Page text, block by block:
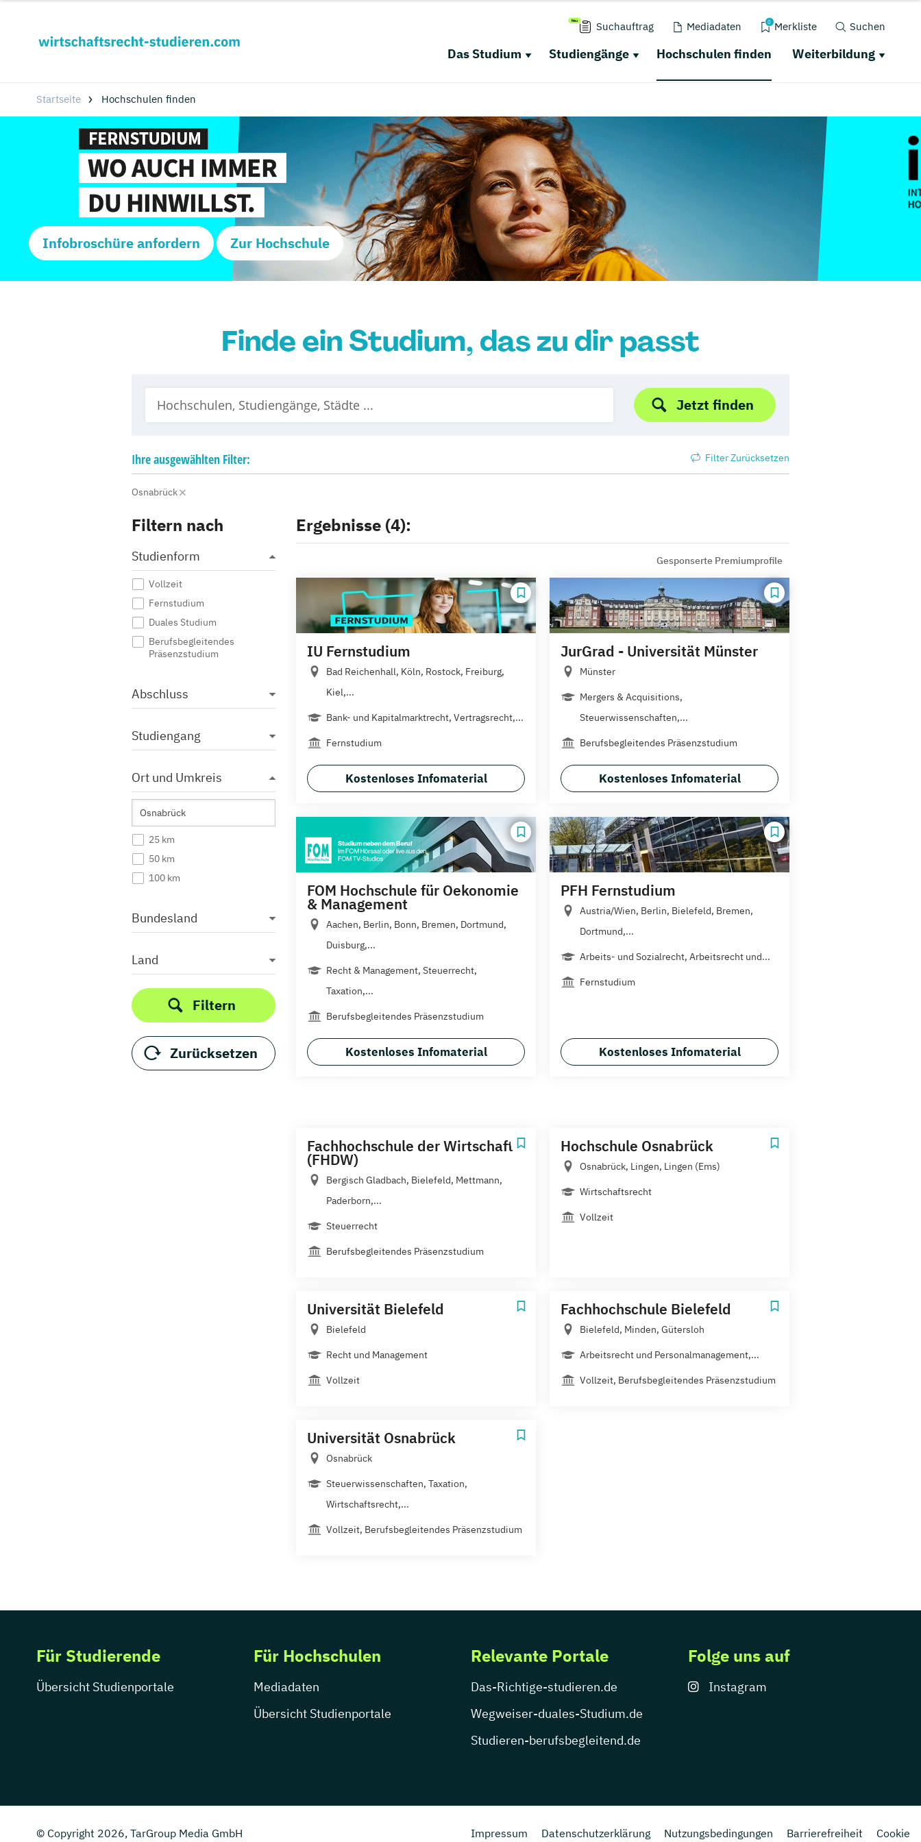
Suchauftrag Mediadaten 0 Merkliste Suchen
Das Studium Studiengänge Hochschulen finden Weiterbildung
Startseite Hochschulen finden
Infobroschüre anfordern Zur Hochschule
Finde ein Studium, das zu dir passt
Jetzt finden
Ihreausgewählten Filter: Filter Zurücksetzen
Osnabrück
Filtern nach
Studienform
Vollzeit
Fernstudium
Duales Studium
Berufsbegleitendes
Präsenzstudium
Abschluss
Studiengang
Ort und Umkreis
25 km
50 km
100 km
Bundesland
Land
Filtern
Zurücksetzen
Ergebnisse (4):
Gesponserte Premiumprofile
IU Fernstudium
Bad Reichenhall, Köln, Rostock, Freiburg,
Kiel,...
Bank- und Kapitalmarktrecht, Vertragsrecht,...
Fernstudium
Kostenloses Infomaterial
JurGrad - Universität Münster
Münster
Mergers & Acquisitions,
Steuerwissenschaften,...
Berufsbegleitendes Präsenzstudium
Kostenloses Infomaterial
FOM Hochschule für Oekonomie
& Management
Aachen, Berlin, Bonn, Bremen, Dortmund,
Duisburg,...
Recht & Management, Steuerrecht,
Taxation,...
Berufsbegleitendes Präsenzstudium
Kostenloses Infomaterial
PFH Fernstudium
Austria/Wien, Berlin, Bielefeld, Bremen,
Dortmund,...
Arbeits- und Sozialrecht, Arbeitsrecht und...
Fernstudium
Kostenloses Infomaterial
Fachhochschule der Wirtschaft
(FHDW)
Bergisch Gladbach, Bielefeld, Mettmann,
Paderborn,...
Steuerrecht
Berufsbegleitendes Präsenzstudium
Hochschule Osnabrück
Osnabrück, Lingen, Lingen (Ems)
Wirtschaftsrecht
Vollzeit
Universität Bielefeld
Bielefeld
Recht und Management
Vollzeit
Fachhochschule Bielefeld
Bielefeld, Minden, Gütersloh
Arbeitsrecht und Personalmanagement,...
Vollzeit, Berufsbegleitendes Präsenzstudium
Universität Osnabrück
Osnabrück
Steuerwissenschaften, Taxation,
Wirtschaftsrecht,...
Vollzeit, Berufsbegleitendes Präsenzstudium
Für Studierende
Übersicht Studienportale
Für Hochschulen
Mediadaten
Übersicht Studienportale
Relevante Portale
Das-Richtige-studieren.de
Wegweiser-duales-Studium.de
Studieren-berufsbegleitend.de
Folge uns auf
Instagram
© Copyright 2026, TarGroup Media GmbH Impressum Datenschutzerklärung Nutzungsbedingungen Barrierefreiheit Cookie